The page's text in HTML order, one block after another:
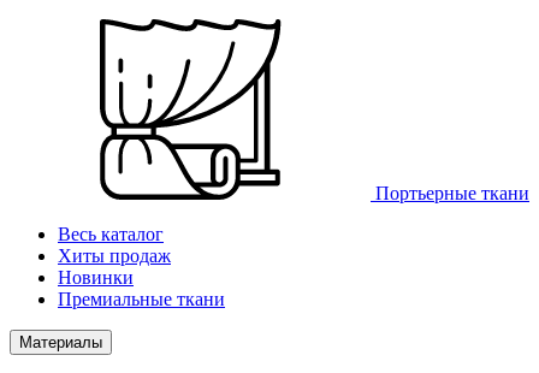
Портьерные ткани
Весь каталог
Хиты продаж
Новинки
Премиальные ткани
Материалы